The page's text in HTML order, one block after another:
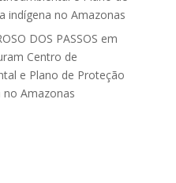
indígena no Amazonas
DOS PASSOS em
Centro de
e Plano de Proteção
Amazonas